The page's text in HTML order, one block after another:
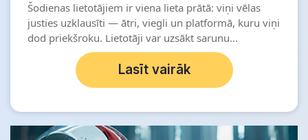
Šodienas lietotājiem ir viena lieta prātā: viņi vēlas
justies uzklausīti — ātri, viegli un platformā, kuru viņi
dod priekšroku. Lietotāji var uzsākt sarunu...
Lasīt vairāk